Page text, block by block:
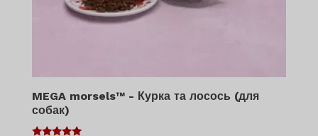
MEGA morsels™ - Курка та лосось (для
собак)